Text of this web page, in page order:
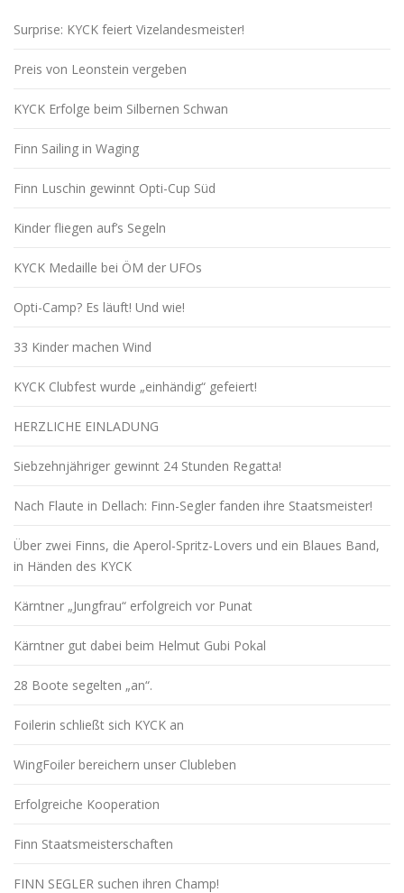
Surprise: KYCK feiert Vizelandesmeister!
Preis von Leonstein vergeben
KYCK Erfolge beim Silbernen Schwan
Finn Sailing in Waging
Finn Luschin gewinnt Opti-Cup Süd
Kinder fliegen auf’s Segeln
KYCK Medaille bei ÖM der UFOs
Opti-Camp? Es läuft! Und wie!
33 Kinder machen Wind
KYCK Clubfest wurde „einhändig“ gefeiert!
HERZLICHE EINLADUNG
Siebzehnjähriger gewinnt 24 Stunden Regatta!
Nach Flaute in Dellach: Finn-Segler fanden ihre Staatsmeister!
Über zwei Finns, die Aperol-Spritz-Lovers und ein Blaues Band,
in Händen des KYCK
Kärntner „Jungfrau“ erfolgreich vor Punat
Kärntner gut dabei beim Helmut Gubi Pokal
28 Boote segelten „an“.
Foilerin schließt sich KYCK an
WingFoiler bereichern unser Clubleben
Erfolgreiche Kooperation
Finn Staatsmeisterschaften
FINN SEGLER suchen ihren Champ!